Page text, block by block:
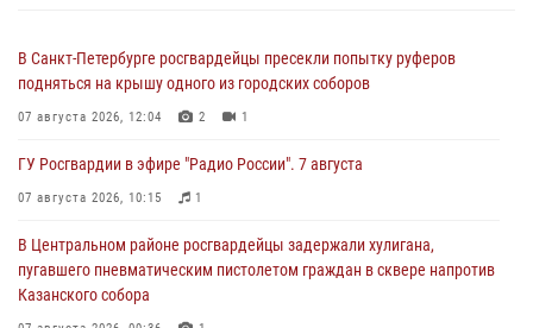
В Санкт-Петербурге росгвардейцы пресекли попытку руферов
подняться на крышу одного из городских соборов
07 августа 2026, 12:04 2 1
ГУ Росгвардии в эфире "Радио России". 7 августа
07 августа 2026, 10:15 1
В Центральном районе росгвардейцы задержали хулигана,
пугавшего пневматическим пистолетом граждан в сквере напротив
Казанского собора